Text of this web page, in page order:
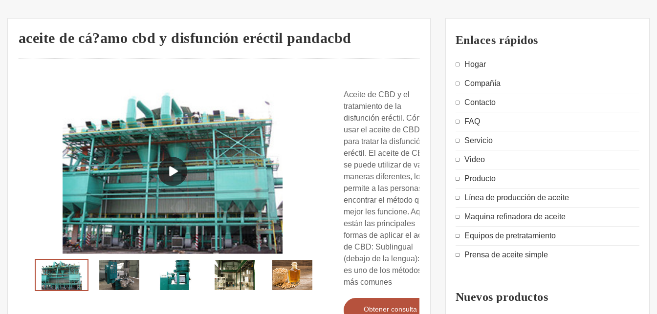
aceite de cá?amo cbd y disfunción eréctil pandacbd
Aceite de CBD y el
tratamiento de la
disfunción eréctil. Cómo
usar el aceite de CBD
para tratar la disfunción
eréctil. El aceite de CBD
se puede utilizar de varias
maneras diferentes, lo que
permite a las personas
encontrar el método que
mejor les funcione. Aquí
están las principales
formas de aplicar el aceite
de CBD: Sublingual
(debajo de la lengua): Este
es uno de los métodos
más comunes
Obtener consulta
Enlaces rápidos
Hogar
Compañía
Contacto
FAQ
Servicio
Video
Producto
Línea de producción de aceite
Maquina refinadora de aceite
Equipos de pretratamiento
Prensa de aceite simple
Nuevos productos